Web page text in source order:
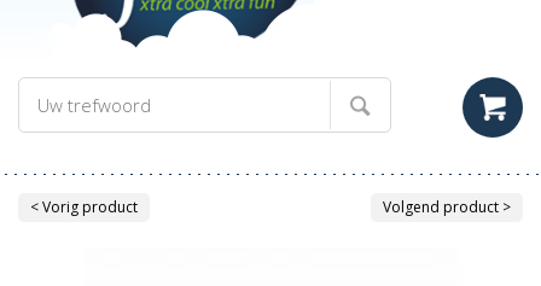
< Vorig product Volgend product >